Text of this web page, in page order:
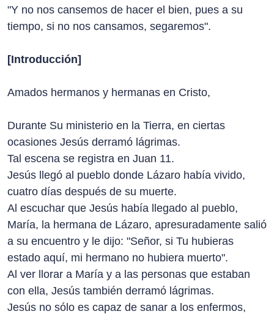
"Y no nos cansemos de hacer el bien, pues a su
tiempo, si no nos cansamos, segaremos".
[Introducción]
Amados hermanos y hermanas en Cristo,
Durante Su ministerio en la Tierra, en ciertas
ocasiones Jesús derramó lágrimas.
Tal escena se registra en Juan 11.
Jesús llegó al pueblo donde Lázaro había vivido,
cuatro días después de su muerte.
Al escuchar que Jesús había llegado al pueblo,
María, la hermana de Lázaro, apresuradamente salió
a su encuentro y le dijo: "Señor, si Tu hubieras
estado aquí, mi hermano no hubiera muerto".
Al ver llorar a María y a las personas que estaban
con ella, Jesús también derramó lágrimas.
Jesús no sólo es capaz de sanar a los enfermos,